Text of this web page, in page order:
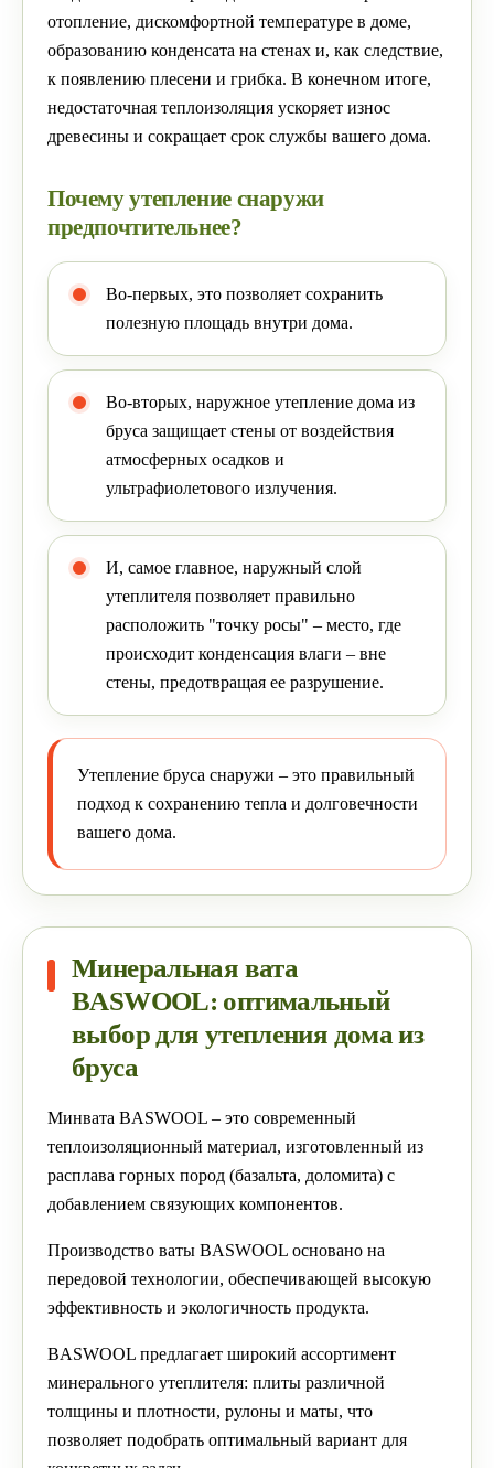
отопление, дискомфортной температуре в доме,
образованию конденсата на стенах и, как следствие,
к появлению плесени и грибка. В конечном итоге,
недостаточная теплоизоляция ускоряет износ
древесины и сокращает срок службы вашего дома.
Почему утепление снаружи
предпочтительнее?
Во-первых, это позволяет сохранить
полезную площадь внутри дома.
Во-вторых, наружное утепление дома из
бруса защищает стены от воздействия
атмосферных осадков и
ультрафиолетового излучения.
И, самое главное, наружный слой
утеплителя позволяет правильно
расположить "точку росы" – место, где
происходит конденсация влаги – вне
стены, предотвращая ее разрушение.
Утепление бруса снаружи – это правильный
подход к сохранению тепла и долговечности
вашего дома.
Минеральная вата
BASWOOL: оптимальный
выбор для утепления дома из
бруса
Минвата BASWOOL – это современный
теплоизоляционный материал, изготовленный из
расплава горных пород (базальта, доломита) с
добавлением связующих компонентов.
Производство ваты BASWOOL основано на
передовой технологии, обеспечивающей высокую
эффективность и экологичность продукта.
BASWOOL предлагает широкий ассортимент
минерального утеплителя: плиты различной
толщины и плотности, рулоны и маты, что
позволяет подобрать оптимальный вариант для